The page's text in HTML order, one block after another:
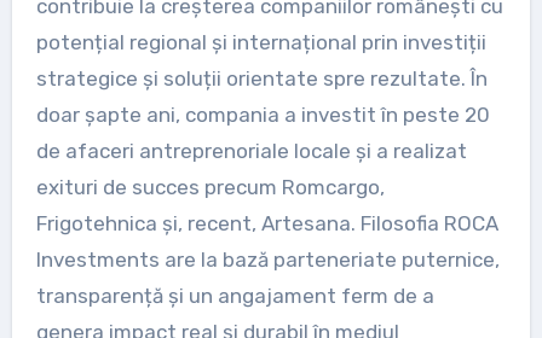
contribuie la creșterea companiilor românești cu
potențial regional și internațional prin investiții
strategice și soluții orientate spre rezultate. În
doar șapte ani, compania a investit în peste 20
de afaceri antreprenoriale locale și a realizat
exituri de succes precum Romcargo,
Frigotehnica și, recent, Artesana. Filosofia ROCA
Investments are la bază parteneriate puternice,
transparență și un angajament ferm de a
genera impact real și durabil în mediul